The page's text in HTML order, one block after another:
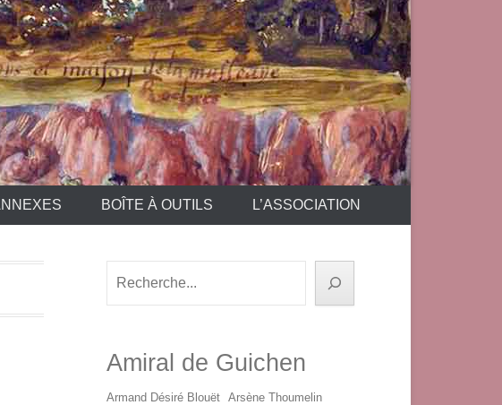
BOÎTE À OUTILS L’ASSOCIATION
Amiral de Guichen
Armand Désiré Blouët Arsène Thoumelin